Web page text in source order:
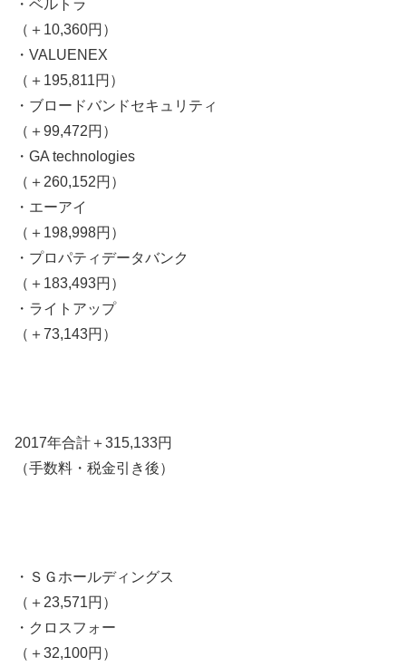
・ベルトラ
（＋10,360円）
・VALUENEX
（＋195,811円）
・ブロードバンドセキュリティ
（＋99,472円）
・GA technologies
（＋260,152円）
・エーアイ
（＋198,998円）
・プロパティデータバンク
（＋183,493円）
・ライトアップ
（＋73,143円）
2017年合計＋315,133円
（手数料・税金引き後）
・ＳＧホールディングス
（＋23,571円）
・クロスフォー
（＋32,100円）